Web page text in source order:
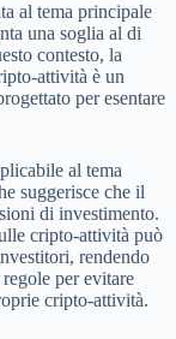
al tema principale
una soglia al di
contesto, la
attività è un
per esentare
al tema
suggerisce che il
di investimento.
cripto-attività può
rendendo
per evitare
cripto-attività.